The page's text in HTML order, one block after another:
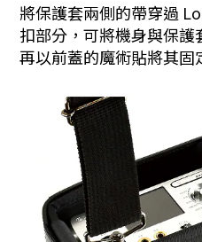
將保護套兩側的帶穿過
扣部分，可將機身與保
再以前蓋的魔術貼將其固